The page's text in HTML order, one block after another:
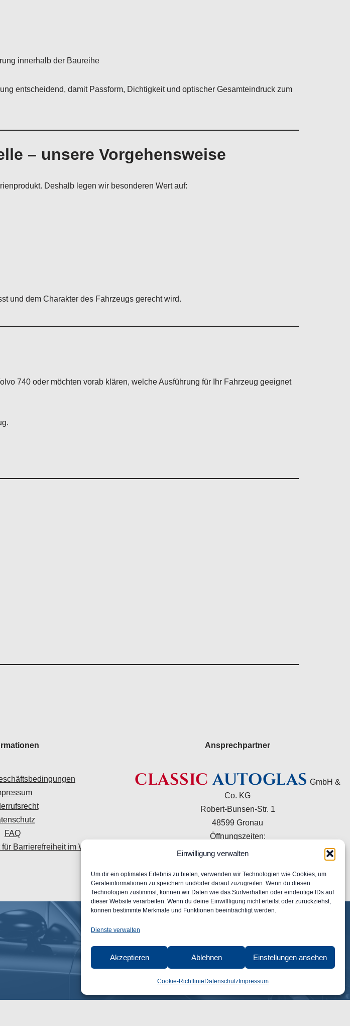
Einwilligung verwalten
Um dir ein optimales Erlebnis zu bieten, verwenden wir Technologien wie Cookies, um
Geräteinformationen zu speichern und/oder darauf zuzugreifen. Wenn du diesen
Technologien zustimmst, können wir Daten wie das Surfverhalten oder eindeutige IDs auf
dieser Website verarbeiten. Wenn du deine Einwillligung nicht erteilst oder zurückziehst,
können bestimmte Merkmale und Funktionen beeinträchtigt werden.
Dienste verwalten
Akzeptieren Ablehnen Einstellungen ansehen
Cookie-Richtlinie DatenschutzImpressum
innerhalb der Baureihe
entscheidend, damit Passform, Dichtigkeit und optischer Gesamteindruck zum
– unsere Vorgehensweise
Deshalb legen wir besonderen Wert auf:
und dem Charakter des Fahrzeugs gerecht wird.
740 oder möchten vorab klären, welche Ausführung für Ihr Fahrzeug geeignet
FAQ
Barrierefreiheit im Web
Ansprechpartner
CLASSIC AUTOGLAS GmbH &
Co. KG
Robert-Bunsen-Str. 1
48599 Gronau
Öffnungszeiten:
Mo–Do 09:00–16:00 Uhr
+49 2562 9949120
info@classic-autoglas.de